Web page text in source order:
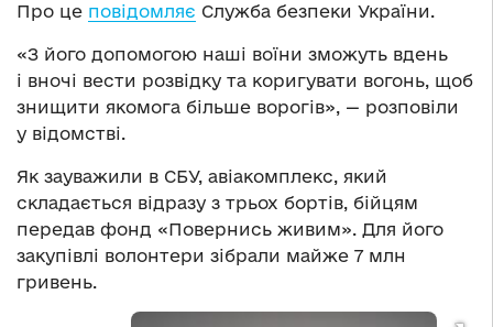
Про це повідомляє Служба безпеки України.
«З його допомогою наші воїни зможуть вдень
і вночі вести розвідку та коригувати вогонь, щоб
знищити якомога більше ворогів», — розповіли
у відомстві.
Як зауважили в СБУ, авіакомплекс, який
складається відразу з трьох бортів, бійцям
передав фонд «Повернись живим». Для його
закупівлі волонтери зібрали майже 7 млн
гривень.